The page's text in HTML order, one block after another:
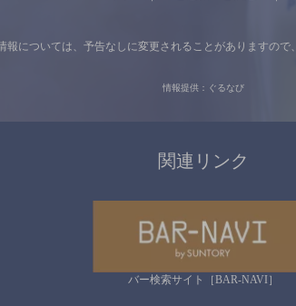
については、 予告なしに変更されることがありますので、
情報提供：ぐるなび
関連リンク
バー検索サイト［BAR-NAVI］